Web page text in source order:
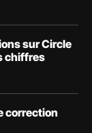
sur Circle
chiffres
correction